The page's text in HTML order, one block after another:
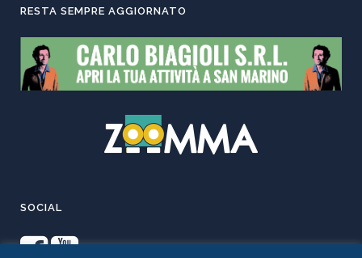
RESTA SEMPRE AGGIORNATO
SOCIAL